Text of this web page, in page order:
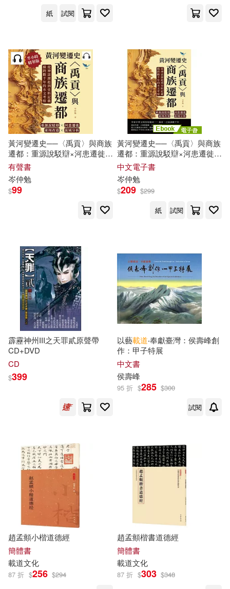
紙
試閱
黃河變遷史──〈禹貢〉與商族
遷都：重源說駁辯×河患遷徙×
東周改道×流域分析，從神話源
起到史料記載，橫跨數千年的
水文考察 (有聲書)
有聲書
岑仲勉
$99
黃河變遷史──〈禹貢〉與商族
遷都：重源說駁辯×河患遷徙×
東周改道×流域分析，從神話源
起到史料記載，橫跨數千年的
水文考察 (電子書)
中文電子書
岑仲勉
$209 $299
紙
試閱
霹靂神州III之天罪貳原聲帶
CD+DVD
CD
$399
以藝載道‧奉獻臺灣：侯壽峰創
作：甲子特展
中文書
侯壽峰
95 折 $285 $300
試閱
趙孟頫小楷道德經
簡體書
載道文化
87 折 $256 $294
趙孟頫楷書道德經
簡體書
載道文化
87 折 $303 $348